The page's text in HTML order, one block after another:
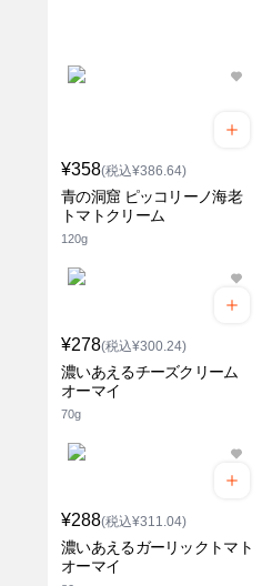
¥358(税込¥386.64)
青の洞窟 ピッコリーノ海老
トマトクリーム
120g
¥278(税込¥300.24)
濃いあえるチーズクリーム
オーマイ
70g
¥288(税込¥311.04)
濃いあえるガーリックトマト
オーマイ